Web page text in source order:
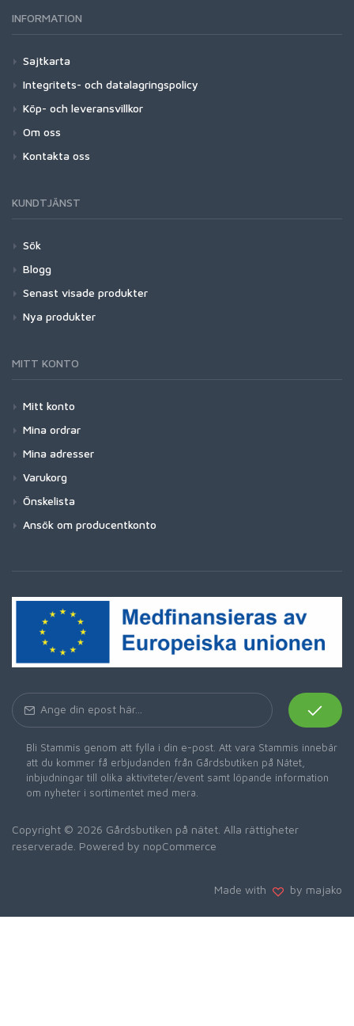
INFORMATION
Sajtkarta
Integritets- och datalagringspolicy
Köp- och leveransvillkor
Om oss
Kontakta oss
KUNDTJÄNST
Sök
Blogg
Senast visade produkter
Nya produkter
MITT KONTO
Mitt konto
Mina ordrar
Mina adresser
Varukorg
Önskelista
Ansök om producentkonto
Bli Stammis genom att fylla i din e-post. Att vara Stammis innebär
att du kommer få erbjudanden från Gårdsbutiken på Nätet,
inbjudningar till olika aktiviteter/event samt löpande information
om nyheter i sortimentet med mera.
Copyright © 2026 Gårdsbutiken på nätet. Alla rättigheter
reserverade. Powered by nopCommerce
Made with by majako